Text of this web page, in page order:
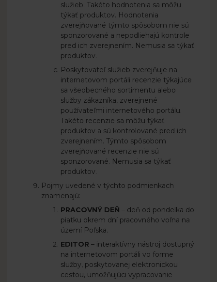
služieb. Takéto hodnotenia sa môžu
týkať produktov. Hodnotenia
zverejňované týmto spôsobom nie sú
sponzorované a nepodliehajú kontrole
pred ich zverejnením. Nemusia sa týkať
produktov.
Poskytovateľ služieb zverejňuje na
internetovom portáli recenzie týkajúce
sa všeobecného sortimentu alebo
služby zákazníka, zverejnené
používateľmi internetového portálu.
Takéto recenzie sa môžu týkať
produktov a sú kontrolované pred ich
zverejnením. Týmto spôsobom
zverejňované recenzie nie sú
sponzorované. Nemusia sa týkať
produktov.
Pojmy uvedené v týchto podmienkach
znamenajú:
PRACOVNÝ DEŇ – deň od pondelka do
piatku okrem dní pracovného voľna na
území Poľska.
EDITOR – interaktívny nástroj dostupný
na internetovom portáli vo forme
služby, poskytovanej elektronickou
cestou, umožňujúci vypracovanie